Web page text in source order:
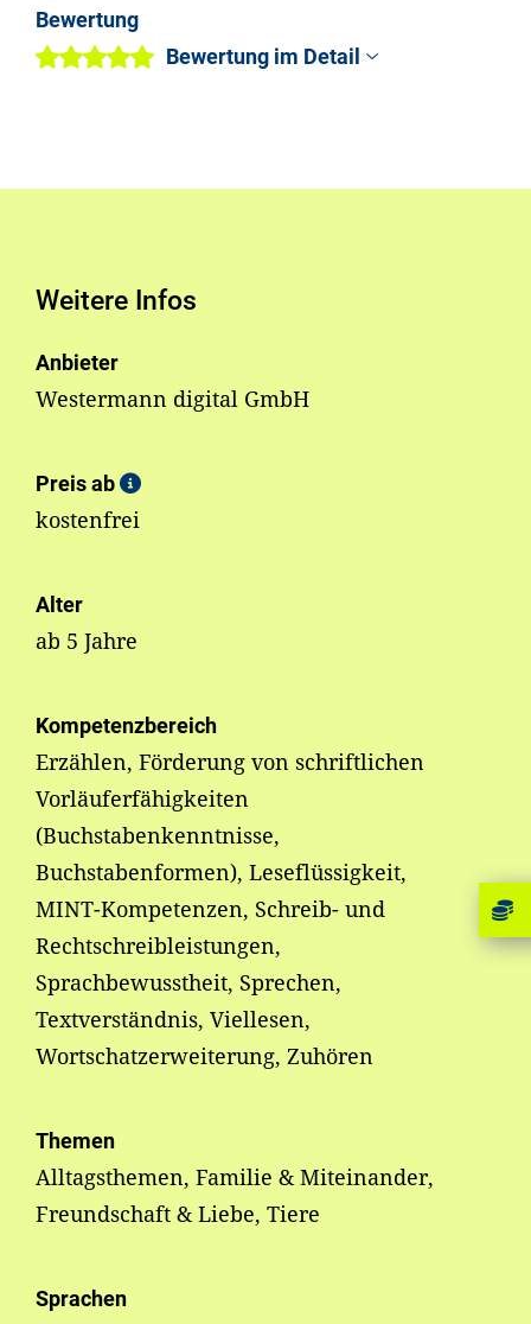
Bewertung
Bewertung im Detail
Weitere Infos
Anbieter
Westermann digital GmbH
Preis ab
kostenfrei
Alter
ab 5 Jahre
Kompetenzbereich
Erzählen, Förderung von schriftlichen
Vorläuferfähigkeiten
(Buchstabenkenntnisse,
Buchstabenformen), Leseflüssigkeit,
MINT-Kompetenzen, Schreib- und
Rechtschreibleistungen,
Sprachbewusstheit, Sprechen,
Textverständnis, Viellesen,
Wortschatzerweiterung, Zuhören
Themen
Alltagsthemen, Familie & Miteinander,
Freundschaft & Liebe, Tiere
Sprachen